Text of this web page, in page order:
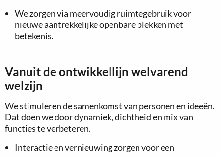
We zorgen via meervoudig ruimtegebruik voor
nieuwe aantrekkelijke openbare plekken met
betekenis.
Vanuit de ontwikkellijn welvarend
welzijn
We stimuleren de samenkomst van personen en ideeën.
Dat doen we door dynamiek, dichtheid en mix van
functies te verbeteren.
Interactie en vernieuwing zorgen voor een